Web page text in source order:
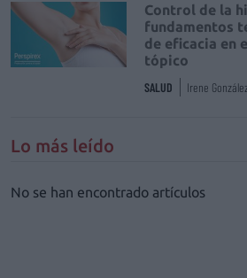
Control de la
fundamentos
de eficacia en
tópico
SALUD Irene
Lo más leído
No se han encontrado artículos